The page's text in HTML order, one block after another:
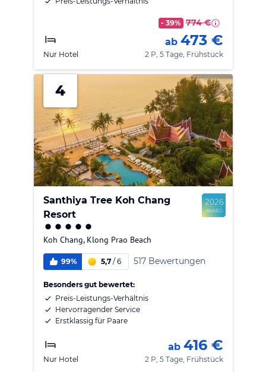
- 39% 774 €
Nur Hotel
ab 473 €
2 P, 5 Tage, Frühstück
4
Santhiya Tree Koh Chang
Resort
Koh Chang, Klong Prao Beach
99% 5,7/ 6 517 Bewertungen
Besonders gut bewertet:
Preis-Leistungs-Verhältnis
Hervorragender Service
Erstklassig für Paare
Nur Hotel
ab 416 €
2 P, 5 Tage, Frühstück